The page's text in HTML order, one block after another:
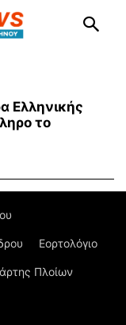
Ελληνικής
το
Εορτολόγιο
Πλοίων